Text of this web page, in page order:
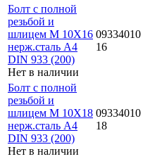
Болт с полной
резьбой и
шлицем M 10Х16
нерж.сталь A4
DIN 933 (200)
Нет в наличии
09334010
16
Болт с полной
резьбой и
шлицем M 10Х18
нерж.сталь A4
DIN 933 (200)
Нет в наличии
09334010
18